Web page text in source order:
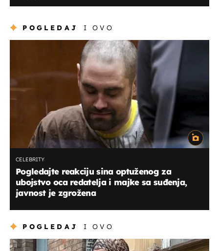
POGLEDAJ I OVO
CELEBRITY
Pogledajte reakciju sina optuženog za
ubojstvo oca redatelja i majke sa suđenja,
javnost je zgrožena
POGLEDAJ I OVO